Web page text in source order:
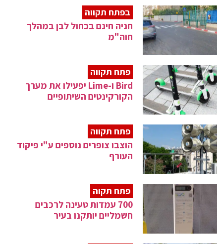
בפתח תקווה
חניה חינם בכחול לבן במהלך
חוה"מ
פתח תקווה
Bird ו-Lime יפעילו את מערך
הקורקינטים השיתופיים
פתח תקווה
הוצבו צופרים נוספים ע"י פיקוד
העורף
פתח תקוה
700 עמדות טעינה לרכבים
חשמליים יותקנו בעיר